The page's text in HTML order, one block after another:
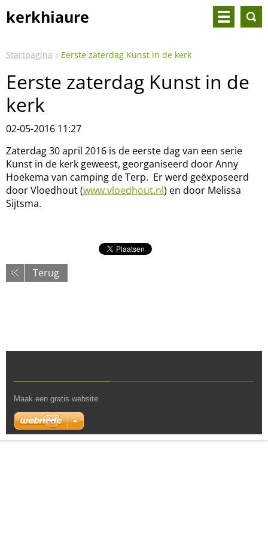
kerkhiaure
Startpagina Eerste zaterdag Kunst in de kerk
Eerste zaterdag Kunst in de
kerk
02-05-2016 11:27
Zaterdag 30 april 2016 is de eerste dag van een serie
Kunst in de kerk geweest, georganiseerd door Anny
Hoekema van camping de Terp. Er werd geëxposeerd
door Vloedhout (www.vloedhout.nl) en door Melissa
Sijtsma.
Terug
Maak een gratis website